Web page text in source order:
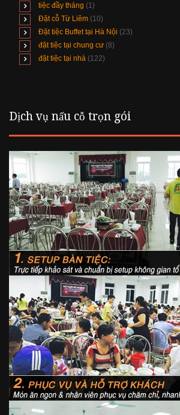
tiệc đầy tháng (1)
Đặt cỗ Từ Liêm (10)
Đặt tiệc Buffet tại Hà Nội (23)
đặt tiệc tại chung cư (8)
đặt tiệc tại nhà (122)
Dịch vụ nấu cỗ trọn gói